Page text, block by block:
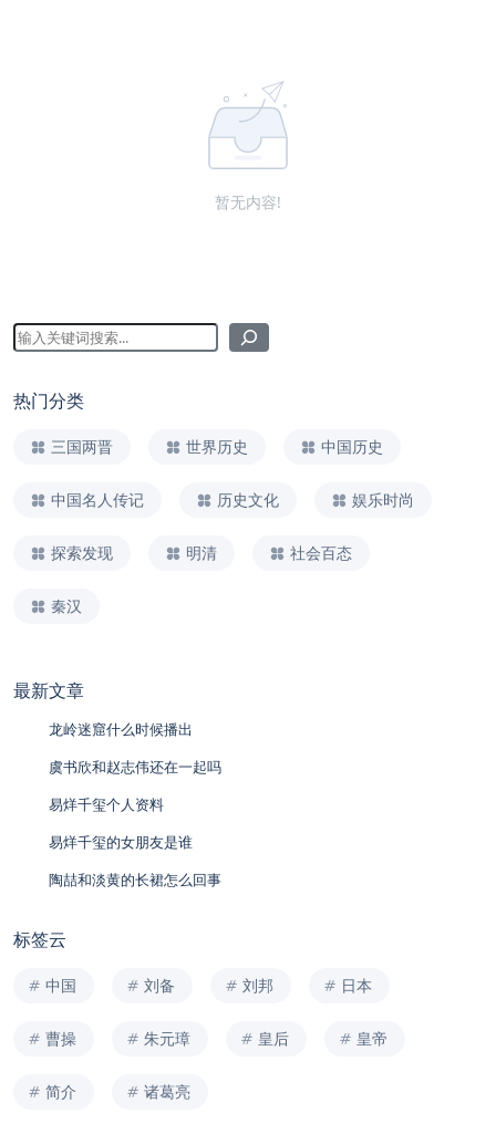
暂无内容!
热门分类
三国两晋 世界历史 中国历史
中国名人传记 历史文化 娱乐时尚
探索发现 明清 社会百态
秦汉
最新文章
龙岭迷窟什么时候播出
虞书欣和赵志伟还在一起吗
易烊千玺个人资料
易烊千玺的女朋友是谁
陶喆和淡黄的长裙怎么回事
标签云
中国 刘备 刘邦 日本
曹操 朱元璋 皇后 皇帝
简介 诸葛亮